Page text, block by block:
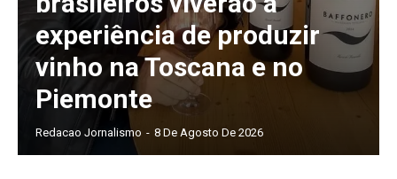
experiência de produzir
vinho na Toscana e no
Piemonte
Redacao Jornalismo - 8 De Agosto De 2026